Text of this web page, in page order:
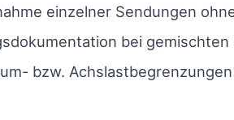
einzelner Sendungen
bei gemischten
bzw. Achslastbegrenzungen